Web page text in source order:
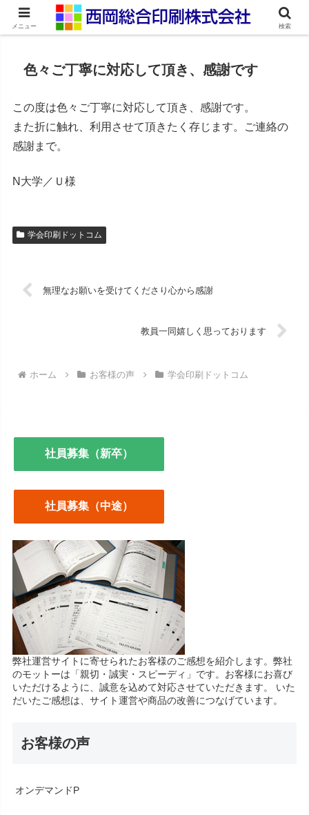
ネット印刷通販・オンデマンド印刷
色々ご丁寧に対応して頂き、感謝です
この度は色々ご丁寧に対応して頂き、感謝です。
また折に触れ、利用させて頂きたく存じます。ご連絡の
感謝まで。
N大学／Ｕ様
学会印刷ドットコム
無理なお願いを受けてくださり心から感謝
教員一同嬉しく思っております
ホーム お客様の声 学会印刷ドットコム
社員募集（新卒）
社員募集（中途）
弊社運営サイトに寄せられたお客様のご感想を紹介します。弊社
のモットーは「親切・誠実・スピーディ」です。お客様にお喜び
いただけるように、誠意を込めて対応させていただきます。 いた
だいたご感想は、サイト運営や商品の改善につなげています。
お客様の声
オンデマンドP
メニュー 検索